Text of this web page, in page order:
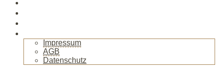
Impressum
AGB
Datenschutz